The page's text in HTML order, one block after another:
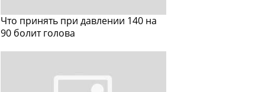
Что принять при давлении 140 на
90 болит голова